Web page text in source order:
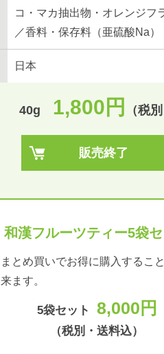
コ・マカ抽出物・オレンジフ
／香料・保存料（亜硫酸Na）
日本
40g 1,800円 （税
販売終了
和漢フルーツティー5袋
まとめ買いでお得に購入するこ
来ます。
5袋セット 8,000円
（税別・送料込）